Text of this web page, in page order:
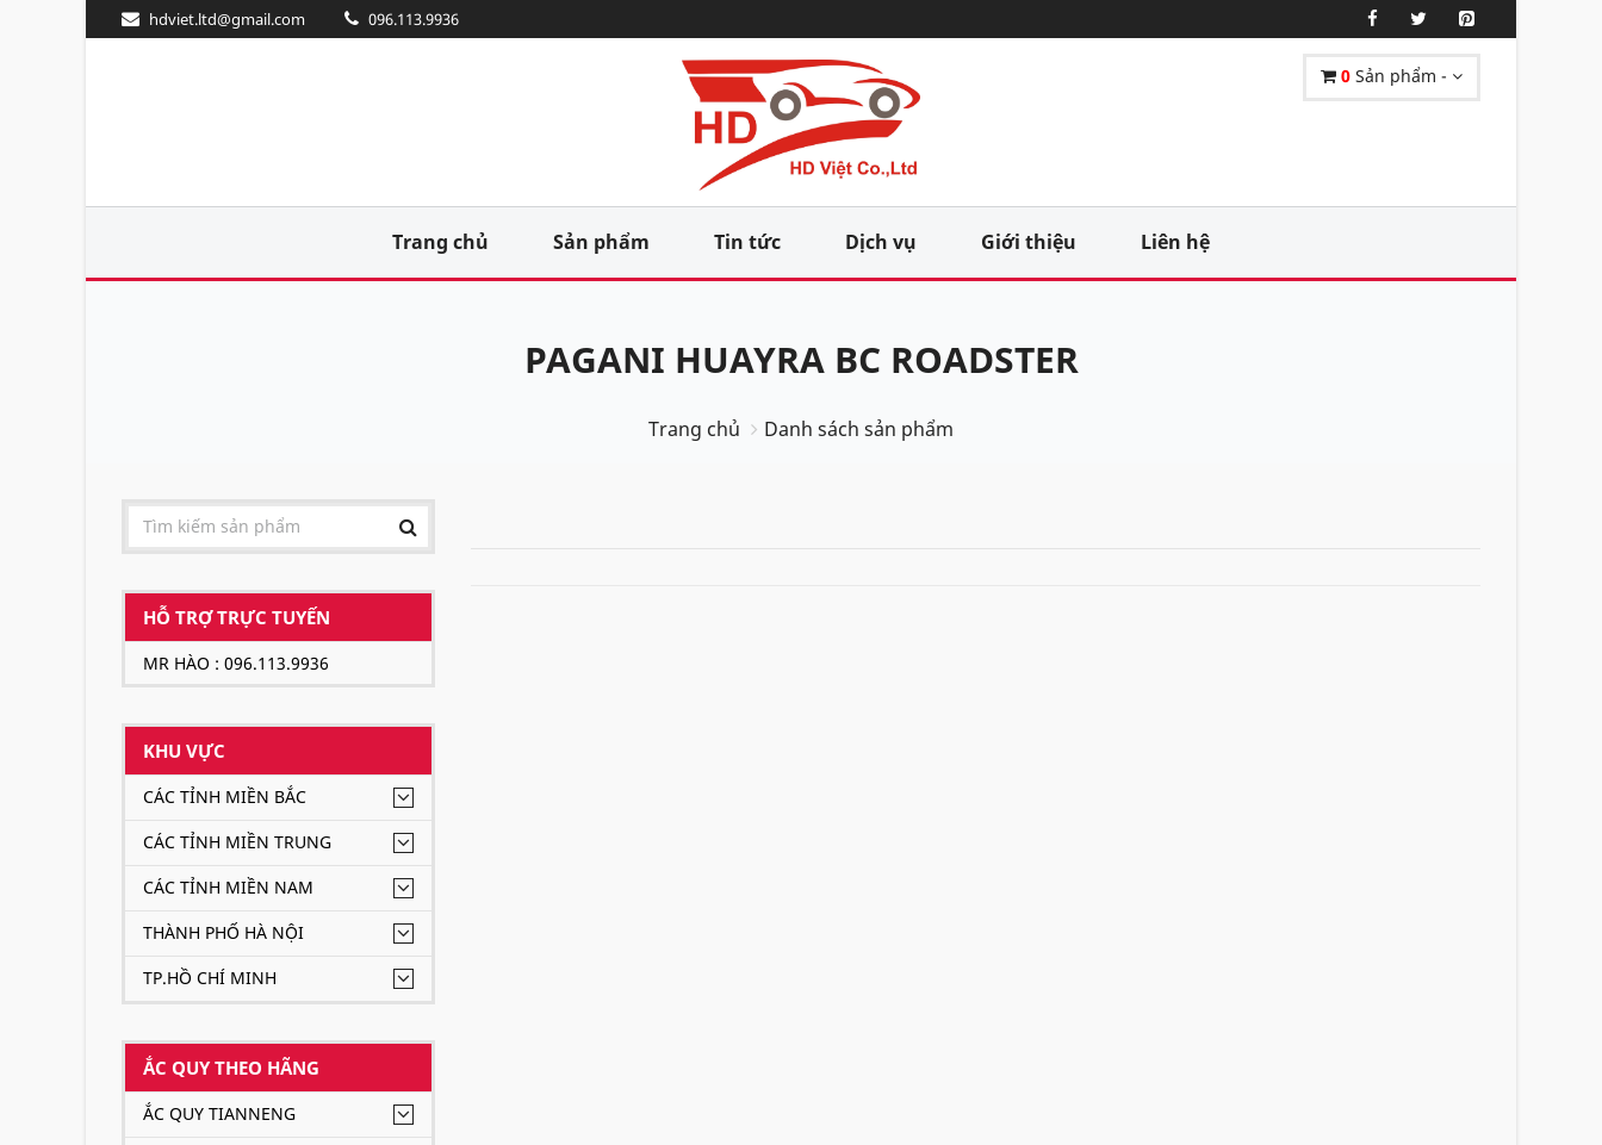
hdviet.ltd@gmail.com 096.113.9936
0 Sản phẩm -
Trang chủ Sản phẩm Tin tức Dịch vụ Giới thiệu Liên hệ
PAGANI HUAYRA BC ROADSTER
Trang chủ Danh sách sản phẩm
HỖ TRỢ TRỰC TUYẾN
MR HÀO : 096.113.9936
KHU VỰC
CÁC TỈNH MIỀN BẮC
CÁC TỈNH MIỀN TRUNG
CÁC TỈNH MIỀN NAM
THÀNH PHỐ HÀ NỘI
TP.HỒ CHÍ MINH
ẮC QUY THEO HÃNG
ẮC QUY TIANNENG